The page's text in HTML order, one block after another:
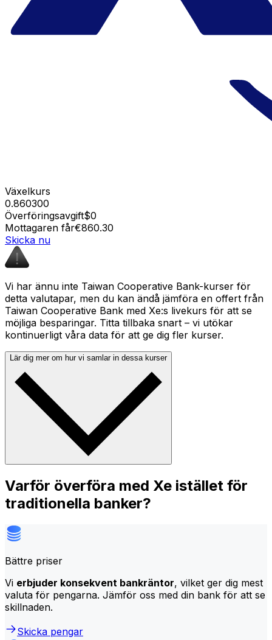
Växelkurs
0.860300
Överföringsavgift$0
Mottagaren får€860.30
Skicka nu
Vi har ännu inte Taiwan Cooperative Bank-kurser för
detta valutapar, men du kan ändå jämföra en offert från
Taiwan Cooperative Bank med Xe:s livekurs för att se
möjliga besparingar. Titta tillbaka snart – vi utökar
kontinuerligt våra data för att ge dig fler kurser.
Lär dig mer om hur vi samlar in dessa kurser
Varför överföra med Xe istället för
traditionella banker?
Bättre priser
Vi erbjuder konsekvent bankräntor, vilket ger dig mest
valuta för pengarna. Jämför oss med din bank för att se
skillnaden.
Skicka pengar